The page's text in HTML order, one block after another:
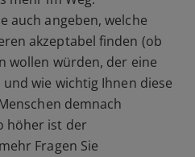
auch angeben, welche
akzeptabel finden (ob
wollen würden, der eine
wie wichtig Ihnen diese
demnach
höher ist der
Fragen Sie